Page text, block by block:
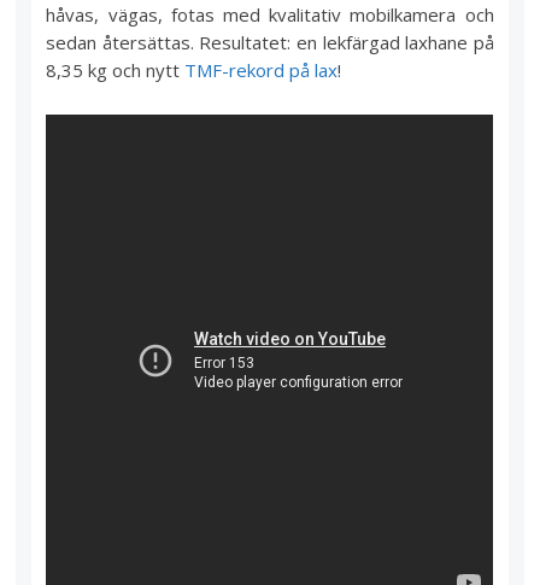
håvas, vägas, fotas med kvalitativ mobilkamera och
sedan återsättas. Resultatet: en lekfärgad laxhane på
8,35 kg och nytt TMF-rekord på lax!